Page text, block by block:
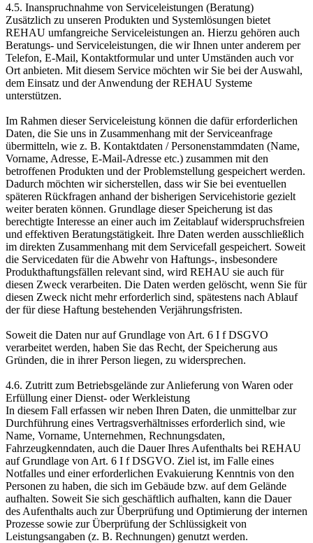
4.5. Inanspruchnahme von Serviceleistungen (Beratung)
Zusätzlich zu unseren Produkten und Systemlösungen bietet
REHAU umfangreiche Service­leistungen an. Hierzu gehören auch
Beratungs- und Serviceleistungen, die wir Ihnen unter anderem per
Telefon, E-Mail, Kontaktformular und unter Umständen auch vor
Ort anbieten. Mit diesem Service möchten wir Sie bei der Auswahl,
dem Einsatz und der Anwendung der REHAU Systeme
unterstützen.
Im Rahmen dieser Serviceleistung können die dafür erforderlichen
Daten, die Sie uns in Zusammenhang mit der Serviceanfrage
übermitteln, wie z. B. Kontaktdaten / Personenstammdaten (Name,
Vorname, Adresse, E-Mail-Adresse etc.) zusammen mit den
betroffenen Produkten und der Problemstellung gespeichert werden.
Dadurch möchten wir sicherstellen, dass wir Sie bei eventuellen
späteren Rückfragen anhand der bisherigen Servicehistorie gezielt
weiter beraten können. Grundlage dieser Speicherung ist das
berechtigte Interesse an einer auch im Zeitablauf widerspruchsfreien
und effektiven Beratungstätigkeit. Ihre Daten werden ausschließlich
im direkten Zusammenhang mit dem Servicefall gespeichert. Soweit
die Servicedaten für die Abwehr von Haftungs-, insbesondere
Produkthaftungsfällen relevant sind, wird REHAU sie auch für
diesen Zweck verarbeiten. Die Daten werden gelöscht, wenn Sie für
diesen Zweck nicht mehr erforderlich sind, spätestens nach Ablauf
der für diese Haftung bestehenden Verjährungsfristen.
Soweit die Daten nur auf Grundlage von Art. 6 I f DSGVO
verarbeitet werden, haben Sie das Recht, der Speicherung aus
Gründen, die in ihrer Person liegen, zu widersprechen.
4.6. Zutritt zum Betriebsgelände zur Anlieferung von Waren oder
Erfüllung einer Dienst- oder Werkleistung
In diesem Fall erfassen wir neben Ihren Daten, die unmittelbar zur
Durchführung eines Vertrags­verhältnisses erforderlich sind, wie
Name, Vorname, Unternehmen, Rechnungsdaten,
Fahrzeugkenndaten, auch die Dauer Ihres Aufenthalts bei REHAU
auf Grundlage von Art. 6 I f DSGVO. Ziel ist, im Falle eines
Notfalles und einer erforderlichen Evakuierung Kenntnis von den
Personen zu haben, die sich im Gebäude bzw. auf dem Gelände
aufhalten. Soweit Sie sich geschäftlich aufhalten, kann die Dauer
des Aufenthalts auch zur Überprüfung und Optimierung der internen
Prozesse sowie zur Überprüfung der Schlüssigkeit von
Leistungsangaben (z. B. Rechnungen) genutzt werden.